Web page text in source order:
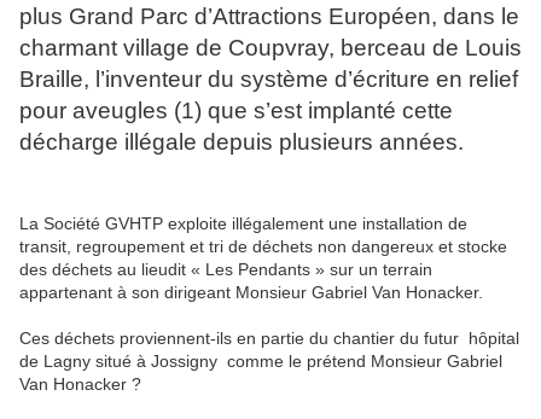
plus Grand Parc d’Attractions Européen, dans le
charmant village de Coupvray, berceau de Louis
Braille, l’inventeur du système d’écriture en relief
pour aveugles (1) que s’est implanté cette
décharge illégale depuis plusieurs années.
La Société GVHTP exploite illégalement une installation de
transit, regroupement et tri de déchets non dangereux et stocke
des déchets au lieudit « Les Pendants » sur un terrain
appartenant à son dirigeant Monsieur Gabriel Van Honacker.
Ces déchets proviennent-ils en partie du chantier du futur hôpital
de Lagny situé à Jossigny comme le prétend Monsieur Gabriel
Van Honacker ?